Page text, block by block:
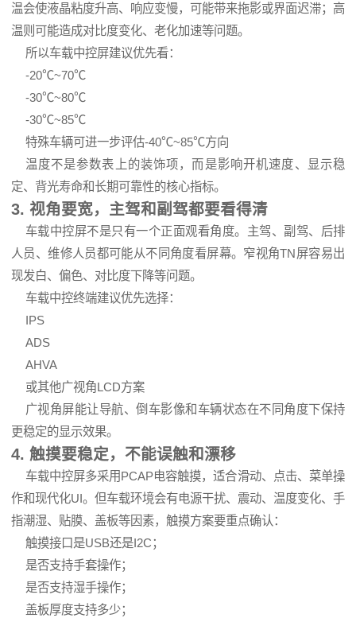
温会使液晶粘度升高、响应变慢，可能带来拖影或界面迟滞；高
温则可能造成对比度变化、老化加速等问题。
所以车载中控屏建议优先看：
-20℃~70℃
-30℃~80℃
-30℃~85℃
特殊车辆可进一步评估-40℃~85℃方向
温度不是参数表上的装饰项，而是影响开机速度、显示稳
定、背光寿命和长期可靠性的核心指标。
3. 视角要宽，主驾和副驾都要看得清
车载中控屏不是只有一个正面观看角度。主驾、副驾、后排
人员、维修人员都可能从不同角度看屏幕。窄视角TN屏容易出
现发白、偏色、对比度下降等问题。
车载中控终端建议优先选择：
IPS
ADS
AHVA
或其他广视角LCD方案
广视角屏能让导航、倒车影像和车辆状态在不同角度下保持
更稳定的显示效果。
4. 触摸要稳定，不能误触和漂移
车载中控屏多采用PCAP电容触摸，适合滑动、点击、菜单操
作和现代化UI。但车载环境会有电源干扰、震动、温度变化、手
指潮湿、贴膜、盖板等因素，触摸方案要重点确认：
触摸接口是USB还是I2C；
是否支持手套操作；
是否支持湿手操作；
盖板厚度支持多少；